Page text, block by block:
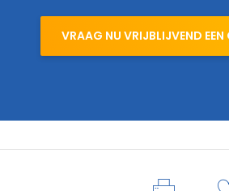
VRAAG NU VRIJBLIJVEND EEN